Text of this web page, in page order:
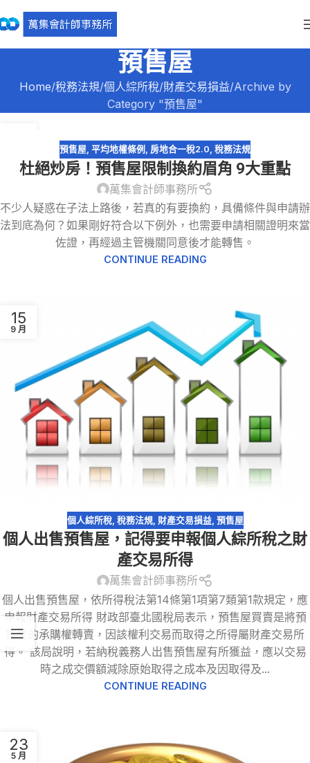
預售屋
Home 稅務法規 個人綜所稅 財產交易損益 Archive by
Category "預售屋"
預售屋, 平均地權條例 , 房地合一稅2.0, 稅務法規
杜絕炒房！預售屋限制換約眉角 9大重點
萬集會計師事務所
不少人疑惑在子法上路後，若真的有要換約，具備條件與申請辦
法到底為何？如果剛好符合以下例外，也需要申請相關證明來當
佐證，再經過主管機關同意後才能轉售。
CONTINUE READING
15
9 月
個人綜所稅, 稅務法規, 財產交易損益, 預售屋
個人出售預售屋，記得要申報個人綜所稅之財
產交易所得
萬集會計師事務所
個人出售預售屋，依所得稅法第14條第1項第7類第1款規定，應
申報財產交易所得 財政部臺北國稅局表示，預售屋買賣是將預
售屋的承購權轉賣，因該權利交易而取得之所得屬財產交易所
得。 該局說明，若納稅義務人出售預售屋有所獲益，應以交易
時之成交價額減除原始取得之成本及因取得及...
CONTINUE READING
23
5 月